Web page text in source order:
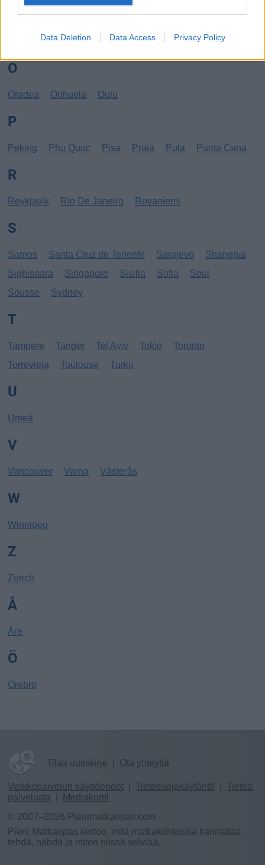
Data Deletion Data Access Privacy Policy
N
New York Norrköping
O
Oradea Orihuela Oulu
P
Peking Phu Quoc Pisa Praia Pula Punta Cana
R
Reykjavik Rio De Janeiro Rovaniemi
S
Samos Santa Cruz de Tenerife Sarajevo
Shanghai
Sighisoara
Singapore Sisilia Sofia
Soul
Sousse
Sydney
T
Tampere Tanger Tel Aviv Tokio
Toronto
Torrevieja
Toulouse Turku
U
Umeå
V
Vancouver Varna Västerås
W
Winnipeg
Z
Zürich
Å
Åre
Ö
Örebro
Tilaa uutiskirje Ota yhteyttä
Verkkopalvelun käyttöehdot Tietosuojakäytäntö
Tietoa
palvelusta
Mediakortti
© 2007–2026 Pienimatkaopas.com
Pieni Matkaopas kertoo, mitä matkakohteissa kannattaa
tehdä, nähdä ja miten niissä selviää.